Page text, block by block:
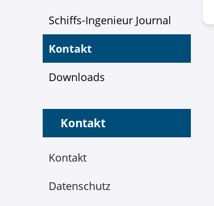
Schiffs-Ingenieur Journal
Kontakt
Downloads
Kontakt
Kontakt
Datenschutz